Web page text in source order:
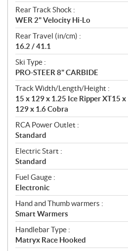
Rear Track Shock :
WER 2" Velocity Hi-Lo
Rear Travel (in/cm) :
16.2 / 41.1
Ski Type :
PRO-STEER 8" CARBIDE
Track Width/Length/Height :
15 x 129 x 1.25 Ice Ripper XT15
129 x 1.6 Cobra
RCA Power Outlet :
Standard
Electric Start :
Standard
Fuel Gauge :
Electronic
Hand and Thumb warmers :
Smart Warmers
Handlebar Type :
Matryx Race Hooked